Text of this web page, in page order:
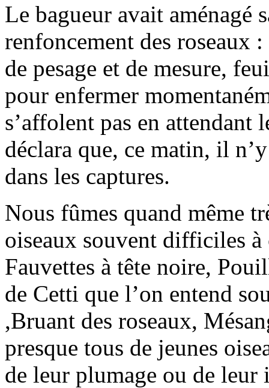
Le bagueur avait aménagé
renfoncement des roseaux
de pesage et de mesure,
pour enfermer
s’affolent pas en
déclara que, ce matin, il
dans les captures.
Nous fûmes quand même
oiseaux souvent difficiles
Fauvettes à tête noire,
de Cetti que l’on entend
,Bruant des roseaux,
presque tous de jeunes
de leur plumage ou de leur